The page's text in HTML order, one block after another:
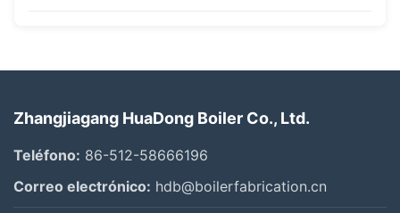
Zhangjiagang HuaDong Boiler Co., Ltd.
Teléfono: 86-512-58666196
Correo electrónico: hdb@boilerfabrication.cn